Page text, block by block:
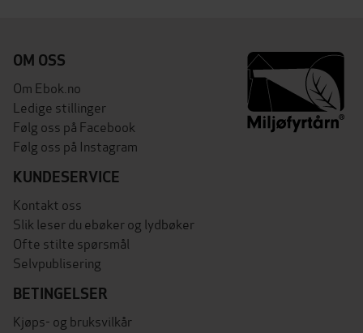
OM OSS
Om Ebok.no
Ledige stillinger
Følg oss på Facebook
Følg oss på Instagram
KUNDESERVICE
Kontakt oss
Slik leser du ebøker og lydbøker
Ofte stilte spørsmål
Selvpublisering
BETINGELSER
Kjøps- og bruksvilkår